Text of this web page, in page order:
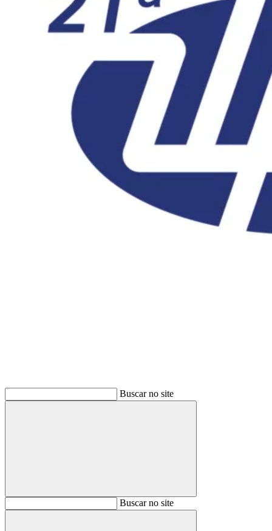
Buscar no site
BuscarBuscar no site